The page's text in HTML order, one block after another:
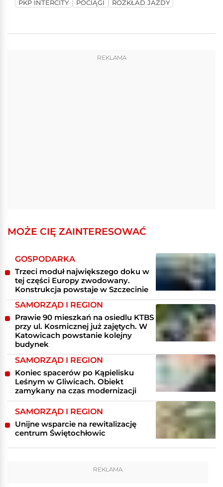
PKP INTERCITY
POCIĄGI ROZKŁAD JAZDY
REKLAMA
MOŻE CIĘ ZAINTERESOWAĆ
GOSPODARKA
Trzeci moduł największego doku w
tej części Europy zwodowany.
Konstrukcja powstaje w Szczecinie
SAMORZĄD I REGION
Prawie 90 mieszkań na osiedlu KTBS
przy ul. Kosmicznej już zajętych. W
Katowicach powstanie kolejny
budynek
SAMORZĄD I REGION
Koniec spacerów po Kąpielisku
Leśnym w Gliwicach. Obiekt
zamykany na czas modernizacji
SAMORZĄD I REGION
Unijne wsparcie na rewitalizację
centrum Świętochłowic
REKLAMA